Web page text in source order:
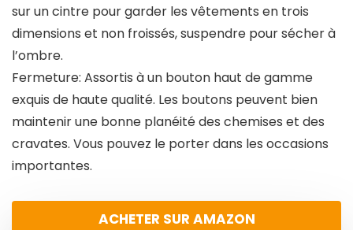
sur un cintre pour garder les vêtements en trois
dimensions et non froissés, suspendre pour sécher à
l’ombre.
Fermeture: Assortis à un bouton haut de gamme
exquis de haute qualité. Les boutons peuvent bien
maintenir une bonne planéité des chemises et des
cravates. Vous pouvez le porter dans les occasions
importantes.
ACHETER SUR AMAZON